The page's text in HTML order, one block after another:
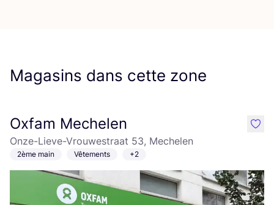
Magasins dans cette zone
Oxfam Mechelen
Onze-Lieve-Vrouwestraat 53, Mechelen
2ème main Vêtements +2
like